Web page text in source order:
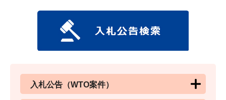
入札公告（WTO案件）